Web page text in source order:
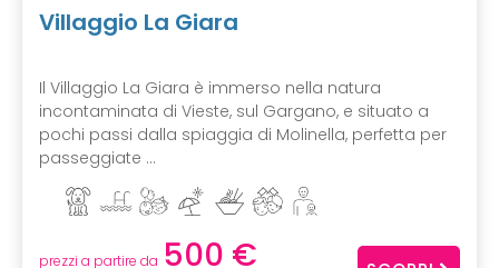
Villaggio La Giara
Il Villaggio La Giara è immerso nella natura
incontaminata di Vieste, sul Gargano, e situato a
pochi passi dalla spiaggia di Molinella, perfetta per
passeggiate ...
prezzi a partire da 500 €